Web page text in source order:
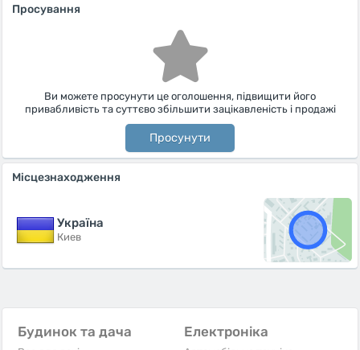
Просування
Ви можете просунути це оголошення, підвищити його
привабливість та суттєво збільшити зацікавленість і продажі
Просунути
Місцезнаходження
Україна
Киев
Будинок та дача Електроніка